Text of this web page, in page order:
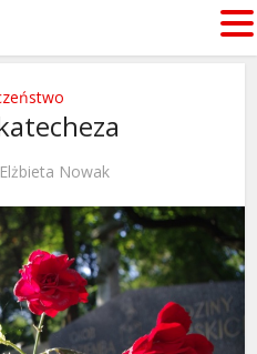
Elżbieta Nowak